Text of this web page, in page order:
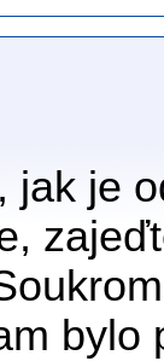
jak je
bylo